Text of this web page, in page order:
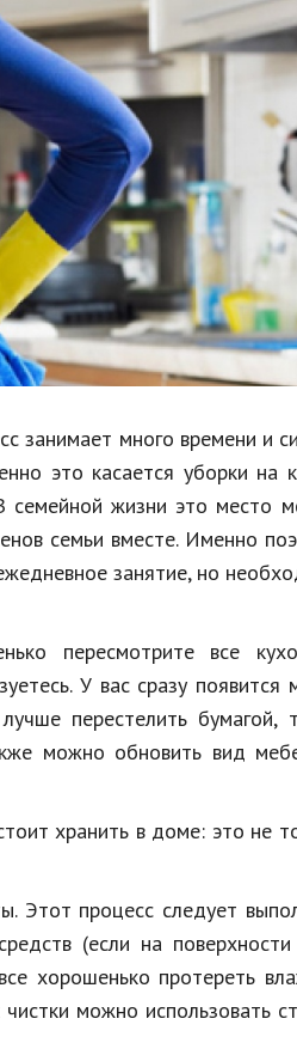
занимает много времени и
это касается уборки на
семейной жизни это место
семьи вместе. Именно
занятие, но
пересмотрите все
У вас сразу появится
перестелить бумагой,
можно обновить вид
хранить в доме: это не
Этот процесс следует
(если на поверхности
хорошенько протереть
можно использовать